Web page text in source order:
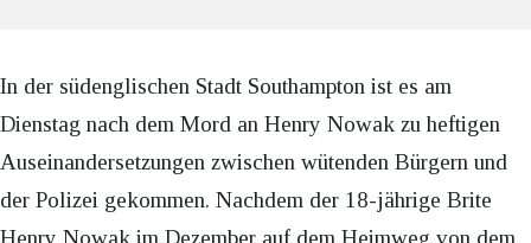
In der südenglischen Stadt Southampton ist es am
Dienstag nach dem Mord an Henry Nowak zu heftigen
Auseinandersetzungen zwischen wütenden Bürgern und
der Polizei gekommen. Nachdem der 18-jährige Brite
Henry Nowak im Dezember auf dem Heimweg von dem